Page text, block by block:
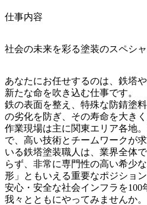
仕事内容
社会の未来を彩る塗装のスペシ
あなたにお任せするのは、鉄塔
新たな命を吹き込む仕事です。
鉄の表面を整え、特殊な防錆塗
の劣化を防ぎ、その寿命を大きく
作業現場は主に関東エリア各地
で、高い技術とチームワークが
いる鉄塔塗装職人は、業界全体
らず、非常に専門性の高い希少
形」ともいえる重要なポジション
安心・安全な社会インフラを100
我々とともにやってみませんか。